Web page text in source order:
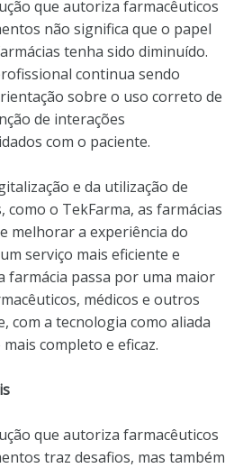
que autoriza farmacêuticos
não significa que o papel
tenha sido diminuído.
continua sendo
sobre o uso correto de
de interações
com o paciente.
e da utilização de
como o TekFarma, as farmácias
melhorar a experiência do
serviço mais eficiente e
farmácia passa por uma maior
médicos e outros
com a tecnologia como aliada
completo e eficaz.
que autoriza farmacêuticos
traz desafios, mas também